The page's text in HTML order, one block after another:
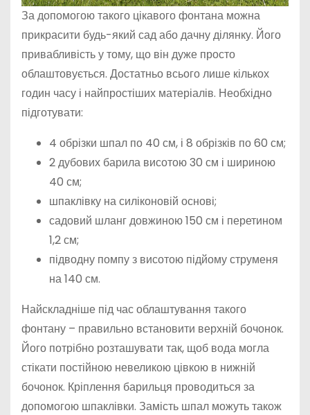
За допомогою такого цікавого фонтана можна
прикрасити будь-який сад або дачну ділянку. Його
привабливість у тому, що він дуже просто
облаштовується. Достатньо всього лише кількох
годин часу і найпростіших матеріалів. Необхідно
підготувати:
4 обрізки шпал по 40 см, і 8 обрізків по 60 см;
2 дубових барила висотою 30 см і шириною
40 см;
шпаклівку на силіконовій основі;
садовий шланг довжиною 150 см і перетином
1,2 см;
підводну помпу з висотою підйому струменя
на 140 см.
Найскладніше під час облаштування такого
фонтану – правильно встановити верхній бочонок.
Його потрібно розташувати так, щоб вода могла
стікати постійною невеликою цівкою в нижній
бочонок. Кріплення барильця проводиться за
допомогою шпаклівки. Замість шпал можуть також